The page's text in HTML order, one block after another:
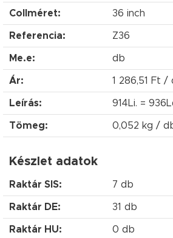
Collméret: 36 inch
Referencia: Z36
Me.e: db
Ár: 1 286,51 Ft /
Leírás: 914Li. =
Tömeg: 0,052 kg /
Készlet adatok
Raktár SIS: 7 db
Raktár DE: 31 db
Raktár HU: 0 db